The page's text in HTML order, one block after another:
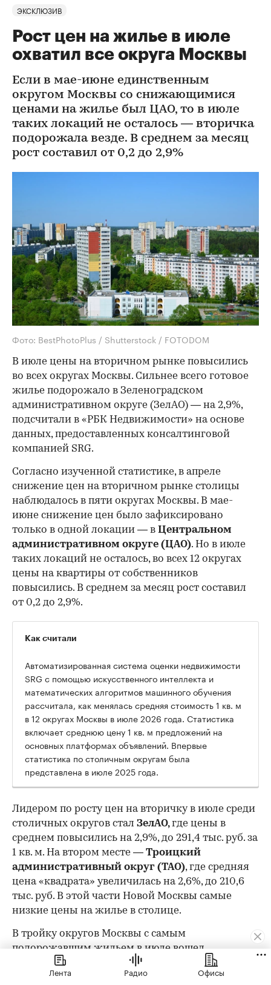
ЭКСКЛЮЗИВ
Рост цен на жилье в июле
охватил все округа Москвы
Если в мае-июне единственным
округом Москвы со снижающимися
ценами на жилье был ЦАО, то в июле
таких локаций не осталось — вторичка
подорожала везде. В среднем за месяц
рост составил от 0,2 до 2,9%
Фото: BestPhotoPlus / Shutterstock / FOTODOM
В июле цены на вторичном рынке повысились
во всех округах Москвы. Сильнее всего готовое
жилье подорожало в Зеленоградском
административном округе (ЗелАО) — на 2,9%,
подсчитали в «РБК Недвижимости» на основе
данных, предоставленных консалтинговой
компанией SRG.
Согласно изученной статистике, в апреле
снижение цен на вторичном рынке столицы
наблюдалось в пяти округах Москвы. В мае-
июне снижение цен было зафиксировано
только в одной локации — в Центральном
административном округе (ЦАО). Но в июле
таких локаций не осталось, во всех 12 округах
цены на квартиры от собственников
повысились. В среднем за месяц рост составил
от 0,2 до 2,9%.
Как считали
Автоматизированная система оценки недвижимости
SRG с помощью искусственного интеллекта и
математических алгоритмов машинного обучения
рассчитала, как менялась средняя стоимость 1 кв. м
в 12 округах Москвы в июле 2026 года. Статистика
включает среднюю цену 1 кв. м предложений на
основных платформах объявлений. Впервые
статистика по столичным округам была
представлена в июле 2025 года.
Лидером по росту цен на вторичку в июле среди
столичных округов стал ЗелАО,где цены в
среднем повысились на 2,9%, до 291,4 тыс. руб. за
1 кв. м. На втором месте — Троицкий
административный округ (ТАО), где средняя
цена «квадрата» увеличилась на 2,6%, до 210,6
тыс. руб. В этой части Новой Москвы самые
низкие цены на жилье в столице.
В тройку округов Москвы с самым
подорожавшим жильем в июле вошел
Восточный административный округ (ВАО).
Там средняя цена квадратного метра
Лента Радио Офисы